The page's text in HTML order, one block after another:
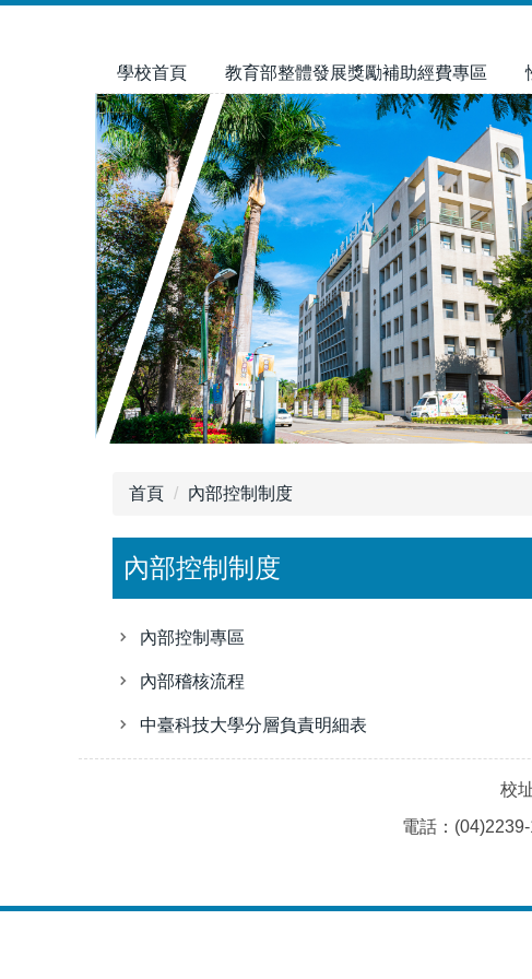
學校首頁 教育部整體發展獎勵補助經費專區
首頁 內部控制制度
內部控制制度
內部控制專區
內部稽核流程
中臺科技大學分層負責明細表
校
電話：